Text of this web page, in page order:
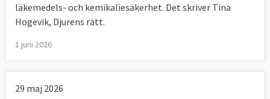
läkemedels- och kemikaliesäkerhet. Det skriver Tina
Hogevik, Djurens rätt.
1 juni 2026
29 maj 2026